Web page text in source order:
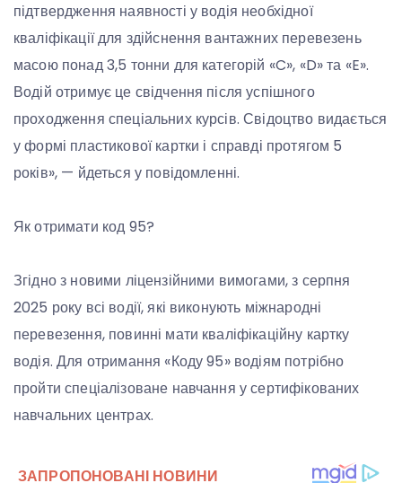
підтвердження наявності у водія необхідної
кваліфікації для здійснення вантажних перевезень
масою понад 3,5 тонни для категорій «C», «D» та «E».
Водій отримує це свідчення після успішного
проходження спеціальних курсів. Свідоцтво видається
у формі пластикової картки і справді протягом 5
років», — йдеться у повідомленні.
Як отримати код 95?
Згідно з новими ліцензійними вимогами, з серпня
2025 року всі водії, які виконують міжнародні
перевезення, повинні мати кваліфікаційну картку
водія. Для отримання «Коду 95» водіям потрібно
пройти спеціалізоване навчання у сертифікованих
навчальних центрах.